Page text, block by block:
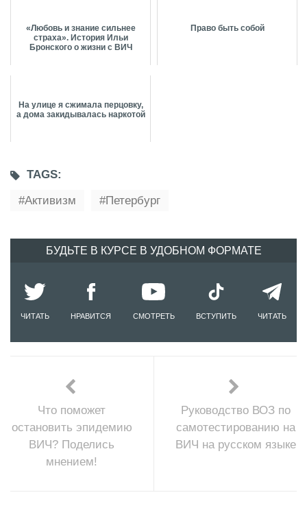
«Любовь и знание сильнее
страха». История Ильи
Бронского о жизни с ВИЧ
Право быть собой
На улице я сжимала перцовку,
а дома закидывалась наркотой
TAGS:
Активизм
Петербург
БУДЬТЕ В КУРСЕ В УДОБНОМ ФОРМАТЕ
ЧИТАТЬ НРАВИТСЯ СМОТРЕТЬ ВСТУПИТЬ ЧИТАТЬ
Что поможет
остановить эпидемию
ВИЧ? Поделись
мнением!
Руководство ВОЗ по
самотестированию на
ВИЧ на русском языке